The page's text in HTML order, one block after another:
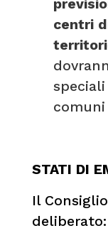
centri
comuni
STATI DI
Il
deliberato: